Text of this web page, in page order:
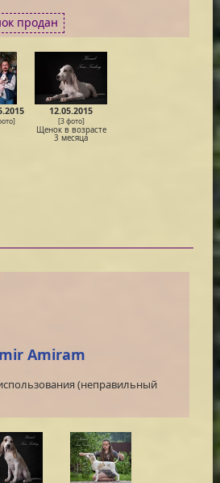
продан
12.05.2015
[3 фото]
Щенок в возрасте
3 месяца
Amiram
(неправильный